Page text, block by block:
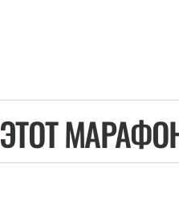
ЭТОТ